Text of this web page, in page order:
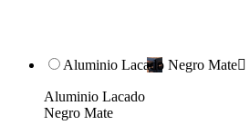
Aluminio Lacado Negro Mate
Aluminio Lacado
Negro Mate